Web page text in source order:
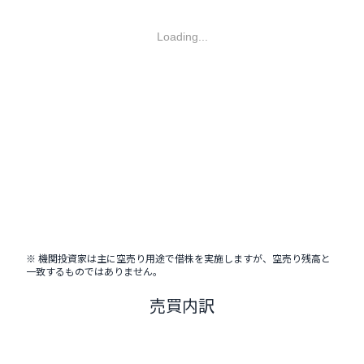
Loading...
※ 機関投資家は主に空売り用途で借株を実施しますが、空売り残高と
一致するものではありません。
売買内訳